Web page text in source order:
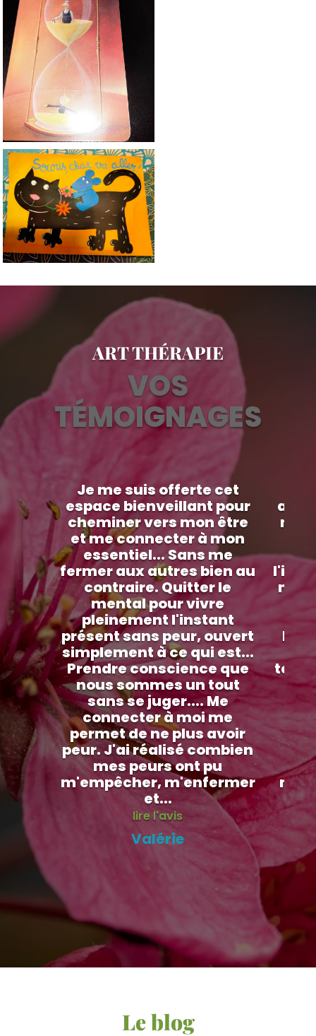
ART THÉRAPIE
VOS
TÉMOIGNAGES
Je me suis offerte cet
espace bienveillant pour
cheminer vers mon être
et me connecter à mon
essentiel... Sans me
fermer aux autres bien au
contraire. Quitter le
mental pour vivre
pleinement l'instant
présent sans peur, ouvert
simplement à ce qui est...
Prendre conscience que
nous sommes un tout
sans se juger.... Me
connecter à moi me
permet de ne plus avoir
peur. J'ai réalisé combien
mes peurs ont pu
m'empêcher, m'enfermer
et...
lire l'avis
Valérie
ne
me
ma
Le blog